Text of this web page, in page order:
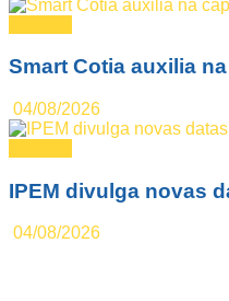
Smart Cotia auxilia
04/08/2026
IPEM divulga novas
04/08/2026